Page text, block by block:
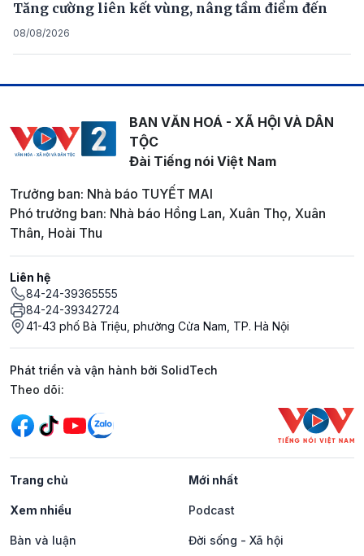
Tăng cường liên kết vùng, nâng tầm điểm đến
08/08/2026
BAN VĂN HOÁ - XÃ HỘI VÀ DÂN
TỘC
Đài Tiếng nói Việt Nam
Trưởng ban: Nhà báo TUYẾT MAI
Phó trưởng ban: Nhà báo Hồng Lan, Xuân Thọ, Xuân
Thân, Hoài Thu
Liên hệ
84-24-39365555
84-24-39342724
41-43 phố Bà Triệu, phường Cửa Nam, TP. Hà Nội
Phát triển và vận hành bởi SolidTech
Mạng xã hội
Theo dõi:
Trang chủ Mới nhất
Xem nhiều Podcast
Bàn và luận Đời sống - Xã hội